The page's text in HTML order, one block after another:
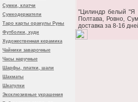
Сумки, клатчи
Сумкодержатели
Таро карты оракулы Руны
Футболки, худи
Художественная керамика
Чайники заварочные
Часы наручные
Шарфы, платки, шали
Шахматы
Шкатулки
Эксклюзивные украшения
"Цилиндр белый "Я
Полтава, Ровно,
доставка за 8-16